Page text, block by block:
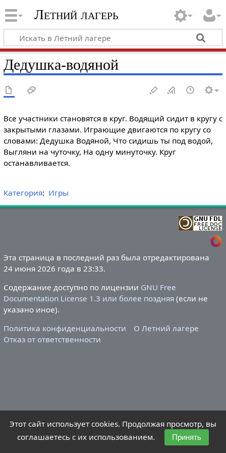
Летний лагерь
Дедушка-водяной
Все участники становятся в круг. Водящий сидит в кругу с
закрытыми глазами. Играющие двигаются по кругу со
словами: Дедушка Водяной, Что сидишь ты под водой,
Выгляни на чуточку, На одну минуточку. Круг
останавливается.
Категория: Игры
Эта страница в последний раз была отредактирована
24 июня 2026 года в 23:33.
Содержание доступно по лицензии GNU Free
Documentation License 1.3 или более поздняя(если не
указано иное).
Политика конфиденциальности
О Летний лагере
Отказ от ответственности
Этот сайт использует cookies. Продолжая просмотр, вы
соглашаетесь с их использованием.
Принять